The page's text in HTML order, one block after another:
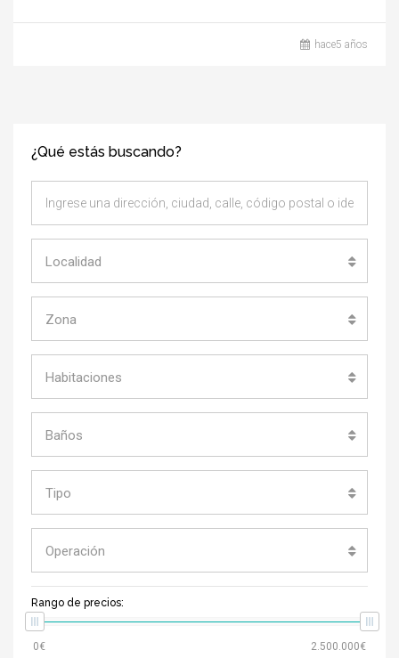
hace5 años
¿Qué estás buscando?
Localidad
Zona
Habitaciones
Baños
Tipo
Operación
Rango de precios: